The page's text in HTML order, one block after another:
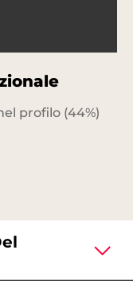
profilo (44%)